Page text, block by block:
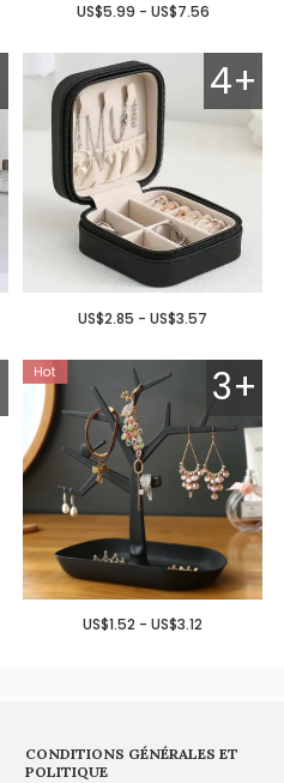
US$5.99 - US$7.56
4+
US$2.85 - US$3.57
3+
US$1.52 - US$3.12
CONDITIONS GÉNÉRALES ET
POLITIQUE